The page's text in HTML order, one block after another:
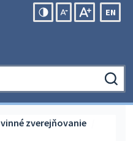
EN
zverejňovanie